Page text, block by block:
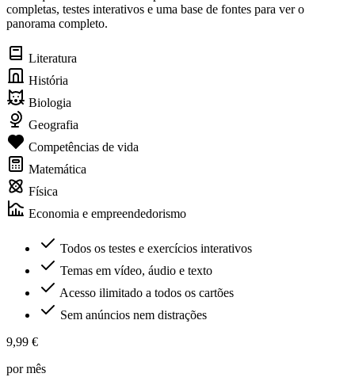
completas, testes interativos e uma base de fontes para ver o
panorama completo.
Literatura
História
Biologia
Geografia
Competências de vida
Matemática
Física
Economia e empreendedorismo
Todos os testes e exercícios interativos
Temas em vídeo, áudio e texto
Acesso ilimitado a todos os cartões
Sem anúncios nem distrações
9,99 €
por mês